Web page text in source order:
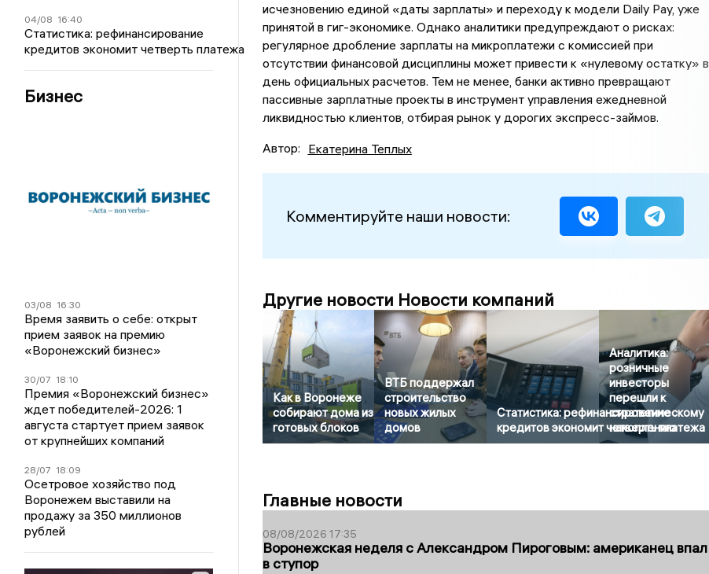
04/08 16:40
Статистика: рефинансирование
кредитов экономит четверть платежа
Бизнес
03/08 16:30
Время заявить о себе: открыт
прием заявок на премию
«Воронежский бизнес»
30/07 18:10
Премия «Воронежский бизнес»
ждет победителей-2026: 1
августа стартует прием заявок
от крупнейших компаний
28/07 18:09
Осетровое хозяйство под
Воронежем выставили на
продажу за 350 миллионов
рублей
исчезновению единой «даты зарплаты» и переходу к модели Daily Pay, уже
принятой в гиг-экономике. Однако аналитики предупреждают о рисках:
регулярное дробление зарплаты на микроплатежи с комиссией при
отсутствии финансовой дисциплины может привести к «нулевому остатку» в
день официальных расчетов. Тем не менее, банки активно превращают
пассивные зарплатные проекты в инструмент управления ежедневной
ликвидностью клиентов, отбирая рынок у дорогих экспресс-займов.
Автор: Екатерина Теплых
Комментируйте наши новости:
Другие новости Новости компаний
Как в Воронеже
собирают дома из
готовых блоков
ВТБ поддержал
строительство
новых жилых
домов
Статистика: рефинансирование
кредитов экономит четверть платежа
Аналитика:
розничные
инвесторы
перешли к
стратегическому
накоплению
Главные новости
08/08/2026 17:35
Воронежская неделя с Александром Пироговым: американец впал
в ступор